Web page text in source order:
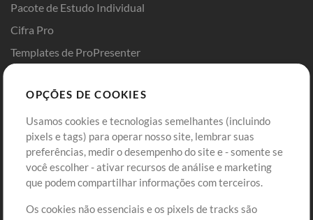
Pacote de Estudo Individual
Cifra Pro
Templates de ProPresenter
Comprar Créditos
Conteúdo Grátis
Solicite uma Música
Extras
Entre
Cadastre-se
Ir ao carrinho
OPÇÕES DE COOKIES
Usamos cookies e tecnologias semelhantes (incluindo
pixels e tags) para operar nosso site, lembrar suas
preferências, medir o desempenho do site e - somente se
você escolher - ativar recursos de análise e marketing
que podem compartilhar informações com terceiros.
Os cookies não essenciais e os pixels de tracks são